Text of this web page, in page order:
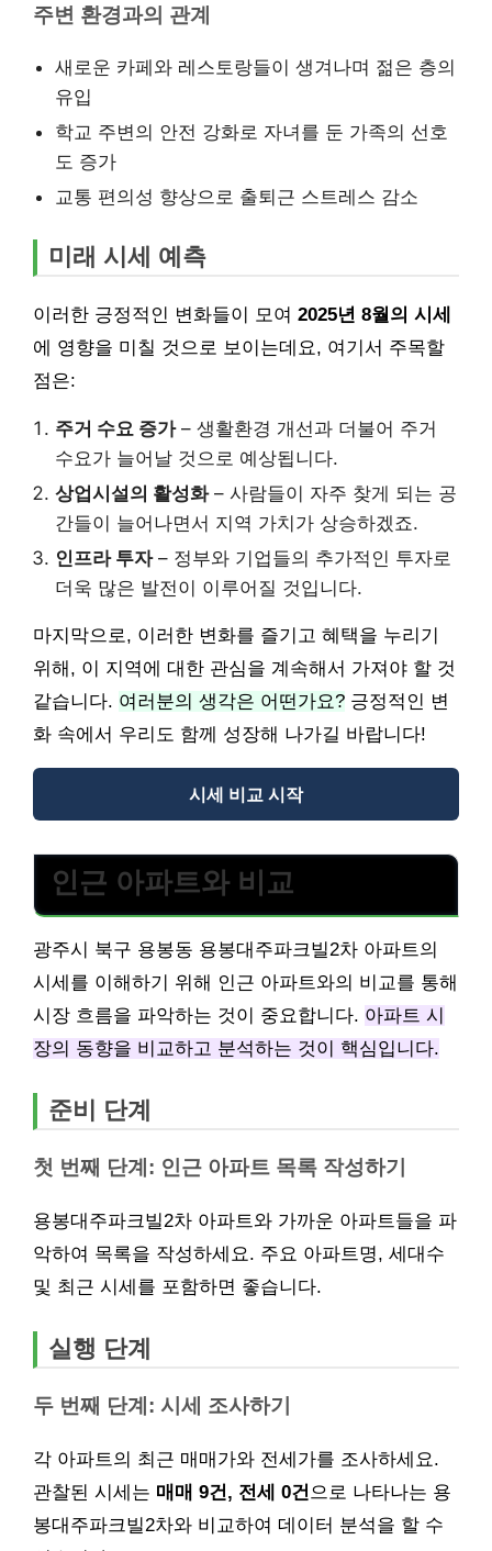
주변 환경과의 관계
새로운 카페와 레스토랑들이 생겨나며 젊은 층의
유입
학교 주변의 안전 강화로 자녀를 둔 가족의 선호
도 증가
교통 편의성 향상으로 출퇴근 스트레스 감소
미래 시세 예측
이러한 긍정적인 변화들이 모여 2025년 8월의 시세
에 영향을 미칠 것으로 보이는데요, 여기서 주목할
점은:
주거 수요 증가– 생활환경 개선과 더불어 주거
수요가 늘어날 것으로 예상됩니다.
상업시설의 활성화– 사람들이 자주 찾게 되는 공
간들이 늘어나면서 지역 가치가 상승하겠죠.
인프라 투자– 정부와 기업들의 추가적인 투자로
더욱 많은 발전이 이루어질 것입니다.
마지막으로, 이러한 변화를 즐기고 혜택을 누리기
위해, 이 지역에 대한 관심을 계속해서 가져야 할 것
같습니다. 여러분의 생각은 어떤가요? 긍정적인 변
화 속에서 우리도 함께 성장해 나가길 바랍니다!
시세 비교 시작
인근 아파트와 비교
광주시 북구 용봉동 용봉대주파크빌2차 아파트의
시세를 이해하기 위해 인근 아파트와의 비교를 통해
시장 흐름을 파악하는 것이 중요합니다. 아파트 시
장의 동향을 비교하고 분석하는 것이 핵심입니다.
준비 단계
첫 번째 단계: 인근 아파트 목록 작성하기
용봉대주파크빌2차 아파트와 가까운 아파트들을 파
악하여 목록을 작성하세요. 주요 아파트명, 세대수
및 최근 시세를 포함하면 좋습니다.
실행 단계
두 번째 단계: 시세 조사하기
각 아파트의 최근 매매가와 전세가를 조사하세요.
관찰된 시세는 매매 9건, 전세 0건으로 나타나는 용
봉대주파크빌2차와 비교하여 데이터 분석을 할 수